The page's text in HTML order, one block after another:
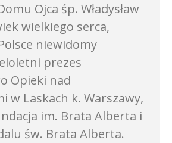
Ojca śp. Władysław
wielkiego serca,
niewidomy
prezes
Opieki nad
w Laskach k. Warszawy,
im. Brata Alberta i
św. Brata Alberta.